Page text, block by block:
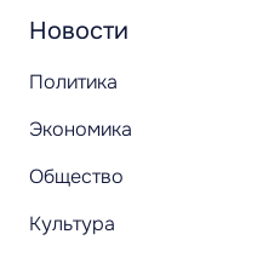
Новости
Политика
Экономика
Общество
Культура